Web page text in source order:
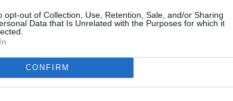
opt-out of Collection, Use, Retention, Sale, and/or Sharing
Data that Is Unrelated with the Purposes for which it
CONFIRM
, Joey Potter και Jen Lindley. Η σειρά
και οι πρωταγωνίστριες εμφανιζόντουσαν
της τάσης που σήμερα ονομάζουμε Y2K.
σακάκι με ασορτί παντελόνι σε μαύρο
το πάνω μέρος του συνόλου με ένα μαύρο